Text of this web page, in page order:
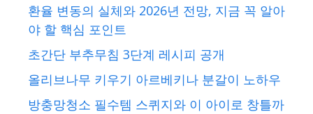
환율 변동의 실체와 2026년 전망, 지금 꼭 알아
야 할 핵심 포인트
초간단 부추무침 3단계 레시피 공개
올리브나무 키우기 아르베키나 분갈이 노하우
방충망청소 필수템 스퀴지와 이 아이로 창틀까